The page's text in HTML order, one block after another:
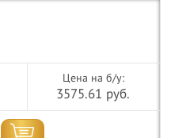
Цена на б/у:
3575.61 руб.